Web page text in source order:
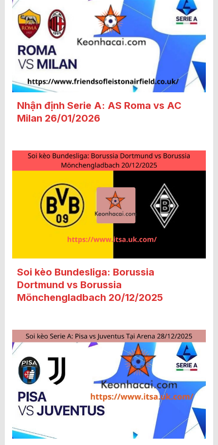
Nhận định Serie A: AS Roma vs AC
Milan 26/01/2026
Soi kèo Bundesliga: Borussia
Dortmund vs Borussia
Mönchengladbach 20/12/2025